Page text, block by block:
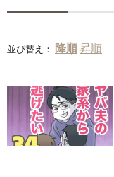
並び替え：